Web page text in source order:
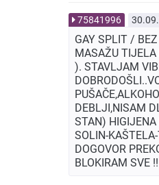
75841996
GAY SPLIT /
MASAŽU TIJELA
). STAVLJAM
DEBLJI,NISAM
STAN) HIGIJENA
SOLIN-
DOGOVOR
BLOKIRAM SVE